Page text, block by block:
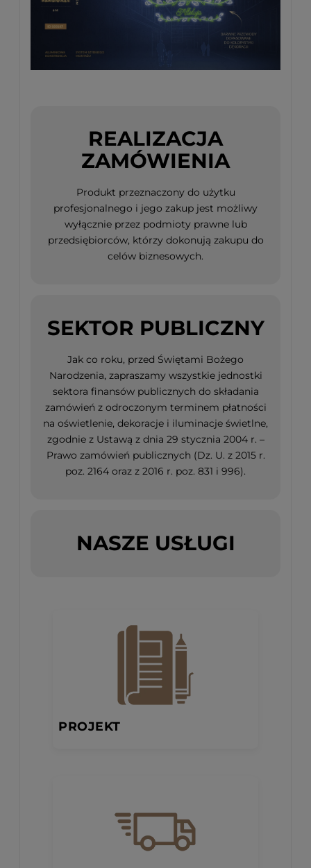
REALIZACJA
ZAMÓWIENIA
Produkt przeznaczony do użytku
profesjonalnego i jego zakup jest możliwy
wyłącznie przez podmioty prawne lub
przedsiębiorców, którzy dokonują zakupu do
celów biznesowych.
SEKTOR PUBLICZNY
Jak co roku, przed Świętami Bożego
Narodzenia, zapraszamy wszystkie jednostki
sektora finansów publicznych do składania
zamówień z odroczonym terminem płatności
na oświetlenie, dekoracje i iluminacje świetlne,
zgodnie z Ustawą z dnia 29 stycznia 2004 r. –
Prawo zamówień publicznych (Dz. U. z 2015 r.
poz. 2164 oraz z 2016 r. poz. 831 i 996).
NASZE USŁUGI
PROJEKT